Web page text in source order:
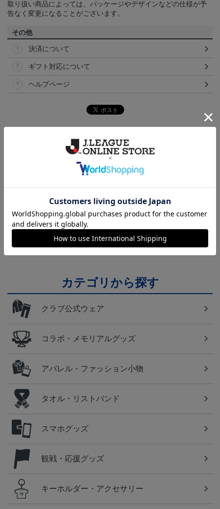
取り扱い商品によっては、パッケージやデザインなどの仕様が予
告なく変更になることがございます。
その他
決済について
ギフト対応について
ヘルプページ
送料無料の併せ買いにオススメ！どの選手が当たる
横浜FM
日常にもF・マリノスを！普段使いにオススメのアイ
カテゴリから探す
クラブ公式ウェア
コラボ・メモリアルグッズ
アパレル・ファッション小物
タオル・リストバンド
スマホグッズ
観戦・応援グッズ
キーホルダー・アクセサリー